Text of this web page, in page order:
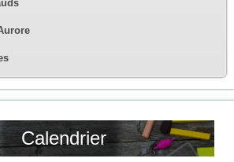
Calendrier